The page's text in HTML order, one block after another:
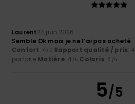
Laurent24 juin 2026
Semble Ok mais je ne l’ai pas acheté
Confort: 4/5 Rapport qualité / prix: 4
parfaite Matière: 4 /5 Coloris: 4 /5
5/5